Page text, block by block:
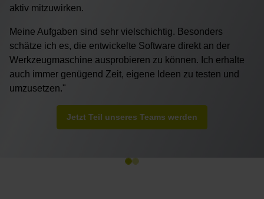
aktiv mitzuwirken.
Meine Aufgaben sind sehr vielschichtig. Besonders
schätze ich es, die entwickelte Software direkt an der
Werkzeugmaschine ausprobieren zu können. Ich erhalte
auch immer genügend Zeit, eigene Ideen zu testen und
umzusetzen."
Jetzt Teil unseres Teams werden